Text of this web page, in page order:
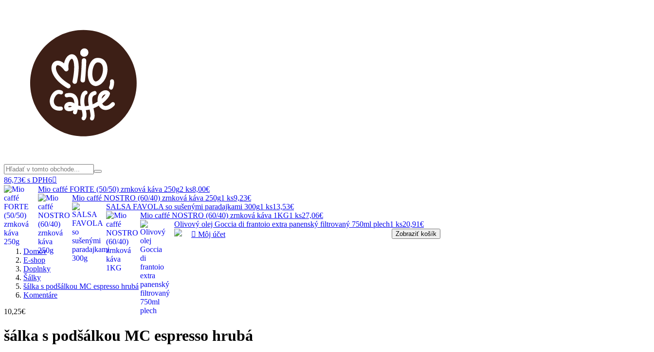
86,73€ s DPH6
Mio caffé FORTE (50/50) zrnková káva 250g2 ks8,00€
Mio caffé NOSTRO (60/40) zrnková káva 250g1 ks9,23€
SALSA FAVOLA so sušenými paradajkami 300g1 ks13,53€
Mio caffé NOSTRO (60/40) zrnková káva 1KG1 ks27,06€
Olivový olej Goccia di frantoio extra panenský filtrovaný 750ml plech1 ks20,91€
Zobraziť košík
 Môj účet
Domov
E-shop
Doplnky
Šálky
šálka s podšálkou MC espresso hrubá
Komentáre
10,25€
šálka s podšálkou MC espresso hrubá